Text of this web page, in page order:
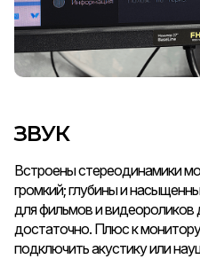
ЗВУК
Встроены стереодинамики
громкий; глубины и
для фильмов и видеороликов
достаточно. Плюс к
подключить акустику или